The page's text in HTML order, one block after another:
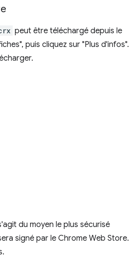
peut être téléchargé depuis le
puis cliquez sur "Plus d'infos".
du moyen le plus sécurisé
signé par le Chrome Web Store.